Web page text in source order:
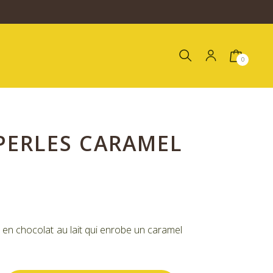
0
CARAMEL
chocolat au lait qui enrobe un caramel